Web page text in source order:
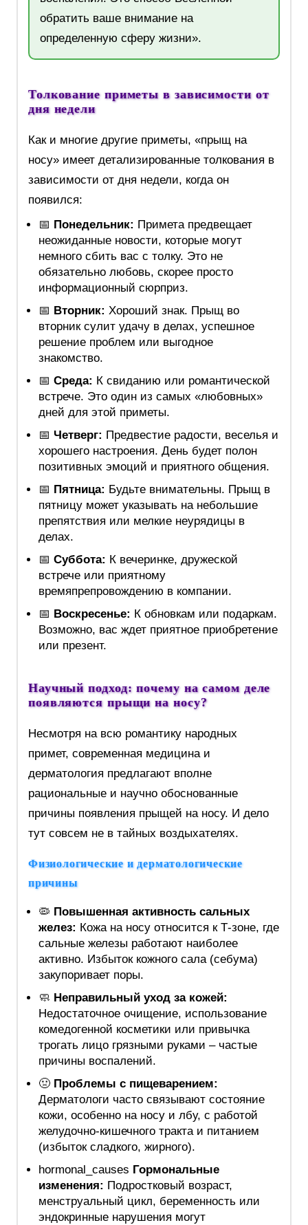
обратить ваше внимание на
определенную сферу жизни».
Толкование приметы в зависимости от
дня недели
Как и многие другие приметы, «прыщ на
носу» имеет детализированные толкования в
зависимости от дня недели, когда он
появился:
📅 Понедельник: Примета предвещает
неожиданные новости, которые могут
немного сбить вас с толку. Это не
обязательно любовь, скорее просто
информационный сюрприз.
📅 Вторник: Хороший знак. Прыщ во
вторник сулит удачу в делах, успешное
решение проблем или выгодное
знакомство.
📅 Среда: К свиданию или романтической
встрече. Это один из самых «любовных»
дней для этой приметы.
📅 Четверг: Предвестие радости, веселья и
хорошего настроения. День будет полон
позитивных эмоций и приятного общения.
📅 Пятница: Будьте внимательны. Прыщ в
пятницу может указывать на небольшие
препятствия или мелкие неурядицы в
делах.
📅 Суббота: К вечеринке, дружеской
встрече или приятному
времяпрепровождению в компании.
📅 Воскресенье: К обновкам или подаркам.
Возможно, вас ждет приятное приобретение
или презент.
Научный подход: почему на самом деле
появляются прыщи на носу?
Несмотря на всю романтику народных
примет, современная медицина и
дерматология предлагают вполне
рациональные и научно обоснованные
причины появления прыщей на носу. И дело
тут совсем не в тайных воздыхателях.
Физиологические и дерматологические
причины
🦠 Повышенная активность сальных
желез: Кожа на носу относится к Т-зоне, где
сальные железы работают наиболее
активно. Избыток кожного сала (себума)
закупоривает поры.
🧼 Неправильный уход за кожей:
Недостаточное очищение, использование
комедогенной косметики или привычка
трогать лицо грязными руками – частые
причины воспалений.
🤢 Проблемы с пищеварением:
Дерматологи часто связывают состояние
кожи, особенно на носу и лбу, с работой
желудочно-кишечного тракта и питанием
(избыток сладкого, жирного).
hormonal_causes Гормональные
изменения: Подростковый возраст,
менструальный цикл, беременность или
эндокринные нарушения могут